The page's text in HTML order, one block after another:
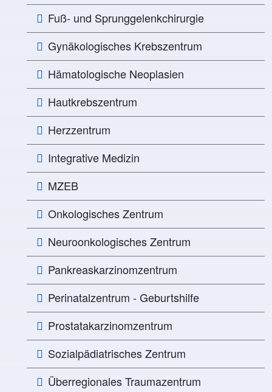
Fuß- und Sprunggelenkchirurgie
Gynäkologisches Krebszentrum
Hämatologische Neoplasien
Hautkrebszentrum
Herzzentrum
Integrative Medizin
MZEB
Onkologisches Zentrum
Neuroonkologisches Zentrum
Pankreaskarzinomzentrum
Perinatalzentrum - Geburtshilfe
Prostatakarzinomzentrum
Sozialpädiatrisches Zentrum
Überregionales Traumazentrum